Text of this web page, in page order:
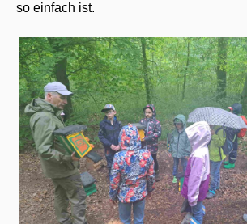
so einfach ist.